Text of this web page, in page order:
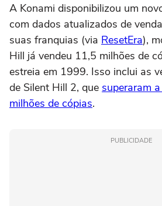
A Konami disponibilizou um
com dados atualizados de
suas franquias (via ResetEra),
Hill já vendeu 11,5 milhões de
estreia em 1999. Isso inclui as
de Silent Hill 2, que superaram
milhões de cópias.
PUBLICIDADE